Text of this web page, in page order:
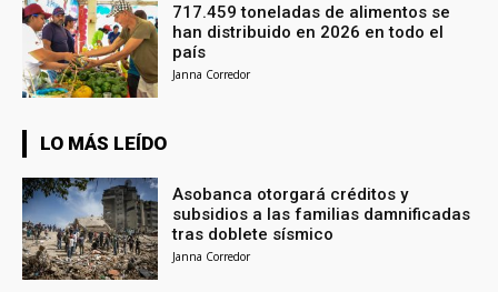
717.459 toneladas de alimentos se
han distribuido en 2026 en todo el
país
Janna Corredor
LO MÁS LEÍDO
Asobanca otorgará créditos y
subsidios a las familias damnificadas
tras doblete sísmico
Janna Corredor